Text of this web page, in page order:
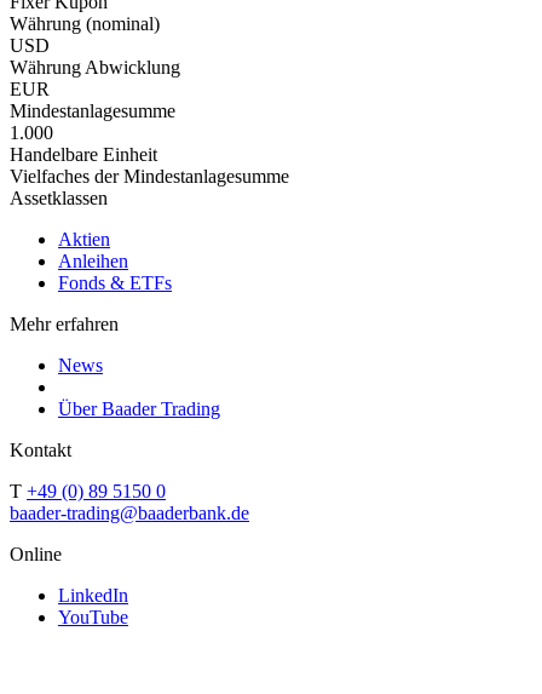
Währung (nominal)
USD
Währung Abwicklung
EUR
Mindestanlagesumme
1.000
Handelbare Einheit
Vielfaches der Mindestanlagesumme
Assetklassen
Aktien
Anleihen
Fonds & ETFs
Mehr erfahren
News
Über Baader Trading
Kontakt
T +49 (0) 89 5150 0
baader-trading@baaderbank.de
Online
LinkedIn
YouTube